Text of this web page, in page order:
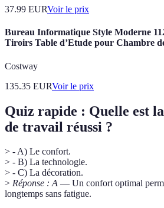
37.99 EURVoir le prix
Bureau Informatique Style Moderne
Tiroirs Table d’Etude pour Chambre
Costway
135.35 EURVoir le prix
Quiz rapide : Quelle est
de travail réussi ?
> - A) Le confort.
> - B) La technologie.
> - C) La décoration.
> Réponse : A — Un confort optimal
longtemps sans fatigue.